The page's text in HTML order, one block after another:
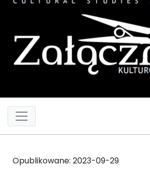
Opublikowane: 2023-09-29